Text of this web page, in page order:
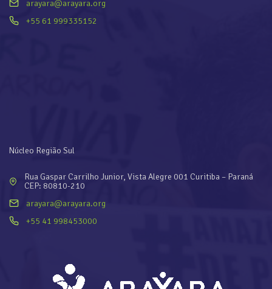
arayara@arayara.org
+55 61 999335152
Núcleo Região Sul
Rua Gaspar Carrilho Junior, Vista Alegre 001 Curitiba – Paraná
CEP: 80810-210
arayara@arayara.org
+55 41 998453000